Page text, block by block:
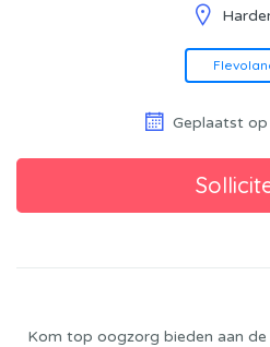
Geplaatst
Kom top oogzorg bieden aan de